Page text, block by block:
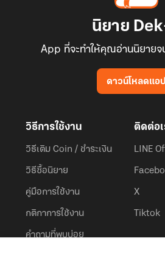
นิยาย
App ที่จะทำให้คุณอ่านนิยายจ
ดาวน์โหลดแอป
วิธีการใช้งาน
วิธีเติม Coin / ชำระเงิน
วิธีซื้อนิยาย
คู่มือการใช้งาน
กติกาการใช้งาน
คำถามที่พบบ่อย
ติดต่อ
LINE
X
Tiktok